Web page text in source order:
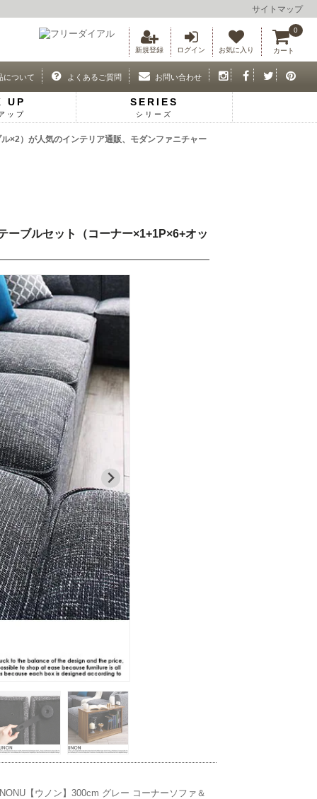
サイトマップ
新規登録 ログイン お気に入り カート
0
について よくあるご質問 お問い合わせ
UP
ップ
SERIES
シリーズ
×2）が人気のインテリア通販、モダンファニチャー
ーブルセット（コーナー×1+1P×6+オッ
【ウノン】300cm グレー コーナーソファ＆